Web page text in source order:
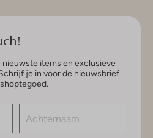
nieuwste items en exclusieve
je in voor de nieuwsbrief